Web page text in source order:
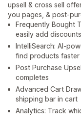
upsell & cross sell
you pages, & post-
Frequently Bought
easily add discounts
IntelliSearch: AI-
find products faster
Post Purchase
completes
Advanced Cart
shipping bar in cart
Analytics: Track